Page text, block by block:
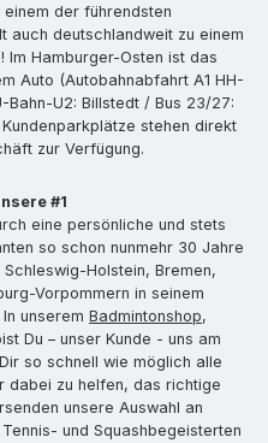
der führendsten
auch deutschlandweit zu einem
Im Hamburger-Osten ist das
Auto (Autobahnabfahrt A1 HH-
Bahn-U2: Billstedt / Bus 23/27:
stehen direkt
zur Verfügung.
#1
eine persönliche und stets
so schon nunmehr 30 Jahre
Holstein, Bremen,
Vorpommern in seinem
unserem Badmintonshop,
Du – unser Kunde - uns am
so schnell wie möglich alle
dabei zu helfen, das richtige
unsere Auswahl an
und Squashbegeisterten